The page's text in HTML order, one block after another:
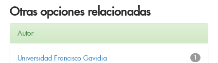
Otras opciones relacionadas
Autor
1
Universidad Francisco Gavidia